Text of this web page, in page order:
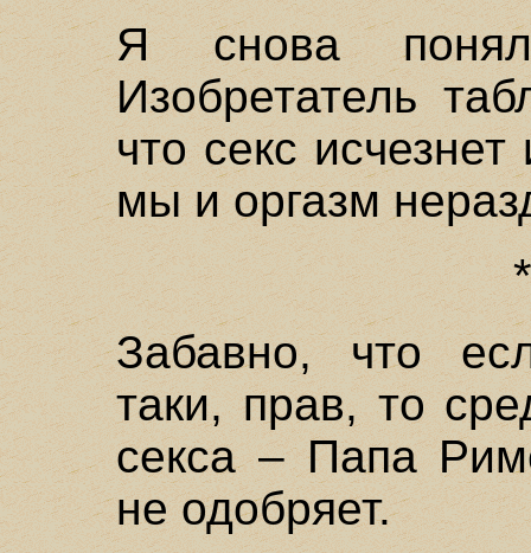
Я снова
Изобретатель
что секс
мы и оргазм
Забавно, что
таки, прав, то
секса – Папа
не одобряет.